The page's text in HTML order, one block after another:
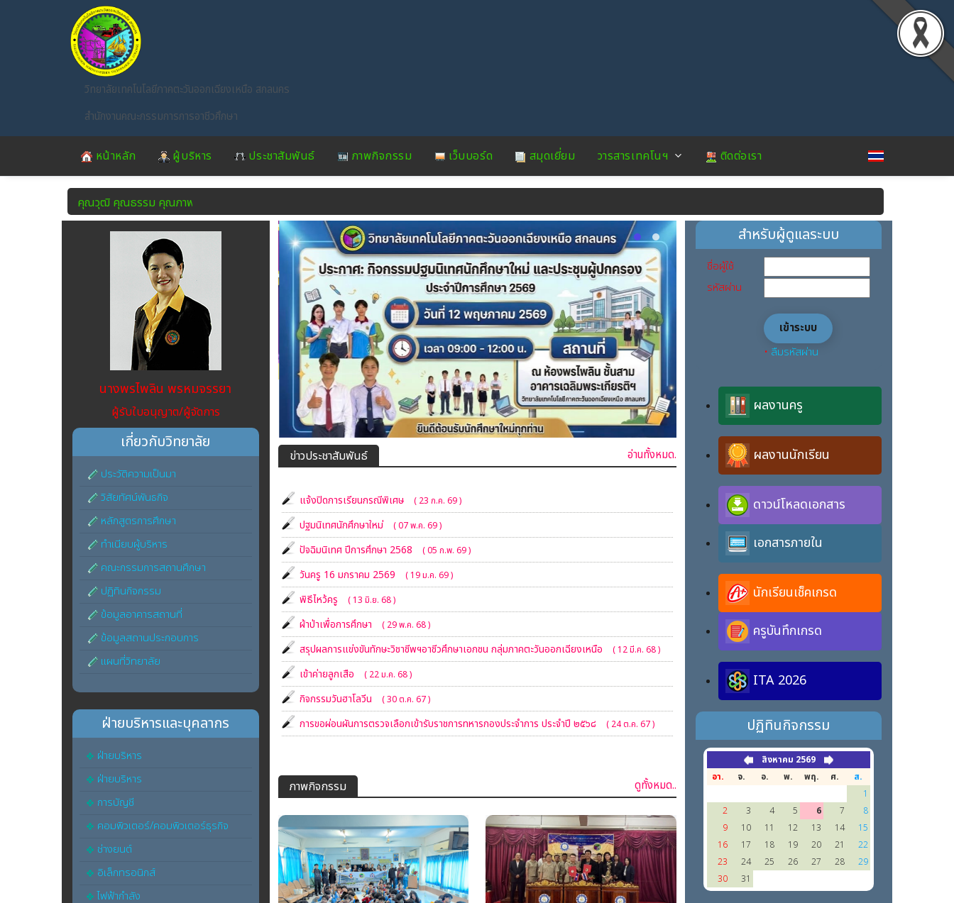
Skip to main content
วิทยาลัยเทคโนโลยีภาคตะวันออกเฉียงเหนือ สกลนคร
สำนักงานคณะกรรมการการอาชีวศึกษา
หน้าหลัก ผู้บริหาร ประชาสัมพันธ์ ภาพกิจกรรม เว็บบอร์ด สมุดเยี่ยม วารสารเทคโนฯ ติดต่อเรา
คุณวุฒิ คุณธรรม คุณภาพ
นางพรไพลิน พรหมจรรยา
ผู้รับใบอนุญาต/ผู้จัดการ
เกี่ยวกับวิทยาลัย
ประวัติความเป็นมา
วิสัยทัศน์พันธกิจ
หลักสูตรการศึกษา
ทำเนียบผู้บริหาร
คณะกรรมการสถานศึกษา
ปฏิทินกิจกรรม
ข้อมูลอาคารสถานที่
ข้อมูลสถานประกอบการ
แผนที่วิทยาลัย
ฝ่ายบริหารและบุคลากร
ฝ่ายบริหาร
ฝ่ายบริหาร
การบัญชี
คอมพิวเตอร์/คอมพิวเตอร์ธุรกิจ
ช่างยนต์
อิเล็กทรอนิกส์
ไฟฟ้ากำลัง
ข่าวประชาสัมพันธ์ อ่านทั้งหมด.
แจ้งปิดการเรียนกรณีพิเศษ ( 23 ก.ค. 69 )
ปฐมนิเทศนักศึกษาใหม่ ( 07 พ.ค. 69 )
ปัจฉิมนิเทศ ปีการศึกษา 2568 ( 05 ก.พ. 69 )
วันครู 16 มกราคม 2569 ( 19 ม.ค. 69 )
พิธีไหว้ครู ( 13 มิ.ย. 68 )
ผ้าป่าเพื่อการศึกษา ( 29 พ.ค. 68 )
สรุปผลการแข่งขันทักษะวิชาชีพฯอาชีวศึกษาเอกชน กลุ่มภาคตะวันออกเฉียงเหนือ ( 12 มี.ค. 68 )
เข้าค่ายลูกเสือ ( 22 ม.ค. 68 )
กิจกรรมวันฮาโลวีน ( 30 ต.ค. 67 )
การขอผ่อนผันการตรวจเลือกเข้ารับราชการทหารกองประจำการ ประจำปี ๒๕๖๘ ( 24 ต.ค. 67 )
ภาพกิจกรรม ดูทั้งหมด..
สำหรับผู้ดูแลระบบ
ชื่อผู้ใช้
รหัสผ่าน
• ลืมรหัสผ่าน
ผลงานครู
ผลงานนักเรียน
ดาวน์โหลดเอกสาร
เอกสารภายใน
นักเรียนเช็คเกรด
ครูบันทึกเกรด
ITA 2026
ปฏิทินกิจกรรม
สิงหาคม 2569
อา.
จ. อ. พ. พฤ. ศ.
ส.
1
2
3 4 5 6 7
8
9
10 11 12 13 14
15
16
17 18 19 20 21
22
23
24 25 26 27 28
29
30
31